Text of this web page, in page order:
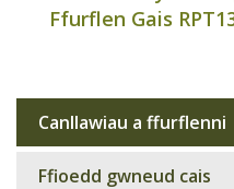
Ffurflen Gais
Sub
navigation
Canllawiau a ffurflenni
Ffioedd gwneud cais